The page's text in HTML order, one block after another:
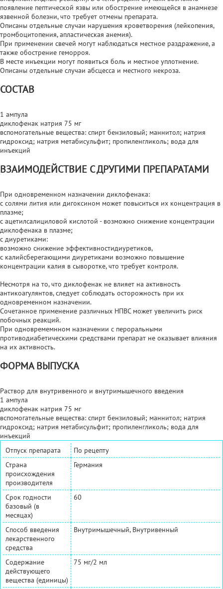
появление пептической язвы или обострение имеющейся в анамнезе
язвенной болезни, что требует отмены препарата.
Описаны отдельные случаи нарушения кроветворения (лейкопения,
тромбоцитопения, апластическая анемия).
При применении свечей могут наблюдаться местное раздражение, а
также обострение геморроя.
В месте инъекции могут появиться боль и местное уплотнение.
Описаны отдельные случаи абсцесса и местного некроза.
СОСТАВ
1 ампула
диклофенак натрия 75 мг
вспомогательные вещества: спирт бензиловый; маннитол; натрия
гидроксид; натрия метабисульфит; пропиленгликоль; вода для
инъекций
ВЗАИМОДЕЙСТВИЕ С ДРУГИМИ ПРЕПАРАТАМИ
При одновременном назначении диклофенака:
с солями лития или дигоксином может повыситься их концентрация в
плазме;
с ацетилсалициловой кислотой - возможно снижение концентрации
диклофенака в плазме;
с диуретиками:
возможно снижение эффективностидиуретиков,
с калийсберегающими диуретиками возможно повышение
концентрации калия в сыворотке, что требует контроля.
Несмотря на то, что диклофенак не влияет на активность
антикоагулянтов, следует соблюдать осторожность при их
одновременном назначении.
Сочетанное применение различных НПВС может увеличить риск
побочных реакций.
При одновремемнном назначении с пероральными
противодиабетическими средствами препарат не оказывает влияния
на их активность.
ФОРМА ВЫПУСКА
Раствор для внутривенного и внутримышечного введения
1 ампула
диклофенак натрия 75 мг
вспомогательные вещества: спирт бензиловый; маннитол; натрия
гидроксид; натрия метабисульфит; пропиленгликоль; вода для
инъекций
Отпуск препарата
По рецепту
Страна
происхождения
производителя
Германия
Срок годности
базовый (в
месяцах)
60
Способ введения
лекарственного
средства
Внутримышечный, Внутривенный
Содержание
действующего
вещества (единицы)
75 мг/2 мл